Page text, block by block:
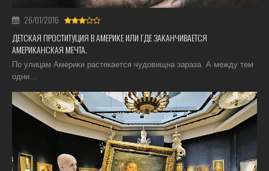
26/01/2016
ДЕТСКАЯ ПРОСТИТУЦИЯ В АМЕРИКЕ ИЛИ ГДЕ ЗАКАНЧИВАЕТСЯ
АМЕРИКАНСКАЯ МЕЧТА.
По улицам Америки растекается чудовищна зараза. А между тем
одни…